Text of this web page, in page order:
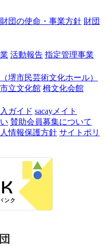
財団の使命・事業方針 財団
活動報告 指定管理事業
堺市民芸術文化ホール）
立文化館 栂文化会館
ガイド sacayメイト
賛助会員募集について
情報保護方針 サイトポリ